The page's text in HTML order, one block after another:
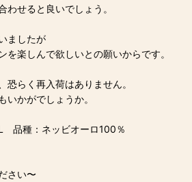
わせると良いでしょう。
ましたが
を楽しんで欲しいとの願いからです。
恐らく再入荷はありません。
いかがでしょうか。
種：ネッビオーロ100％
さい〜